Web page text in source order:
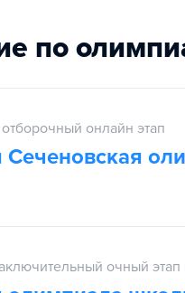
по
отборочный онлайн этап
Сеченовская
очный этап